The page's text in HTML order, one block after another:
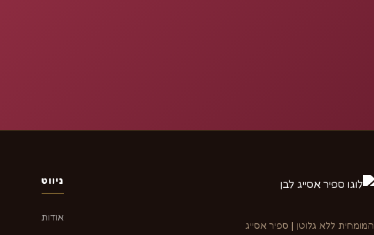
המומחית ללא גלוטן | ספיר אסייג
ניווט
אודות